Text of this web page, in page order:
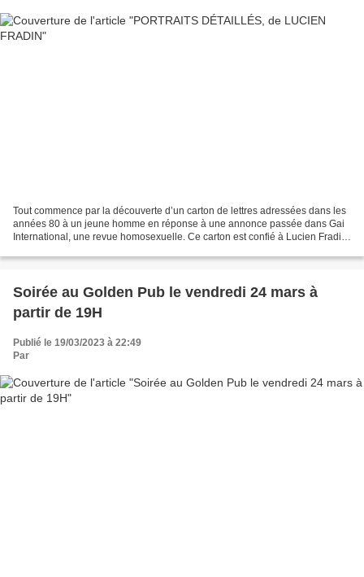
Tout commence par la découverte d’un carton de lettres adressées dans les
années 80 à un jeune homme en réponse à une annonce passée dans Gai
International, une revue homosexuelle. Ce carton est confié à Lucien Fradin,
Soirée au Golden Pub le vendredi 24 mars à
partir de 19H
Publié le 19/03/2023 à 22:49
Par